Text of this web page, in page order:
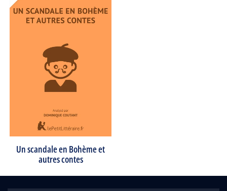
Un scandale en Bohème et
autres contes